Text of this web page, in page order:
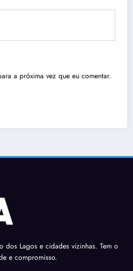
a próxima vez que eu comentar.
dos Lagos e cidades vizinhas. Tem o
e compromisso.